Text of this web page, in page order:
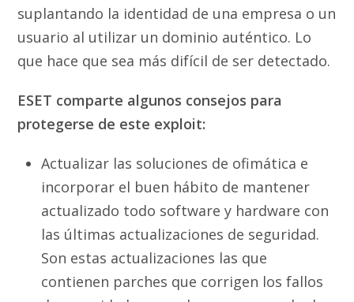
suplantando la identidad de una empresa o un
usuario al utilizar un dominio auténtico. Lo
que hace que sea más difícil de ser detectado.
ESET comparte algunos consejos para
protegerse de este exploit:
Actualizar las soluciones de ofimática e
incorporar el buen hábito de mantener
actualizado todo software y hardware con
las últimas actualizaciones de seguridad.
Son estas actualizaciones las que
contienen parches que corrigen los fallos